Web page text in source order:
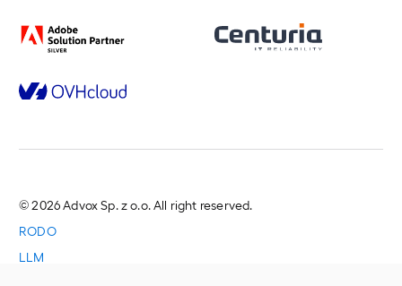
© 2026 Advox Sp. z o.o. All right reserved.
RODO
LLM